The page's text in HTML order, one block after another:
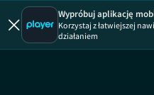
Wypróbuj aplikację
Korzystaj z łatwiejszej
działaniem